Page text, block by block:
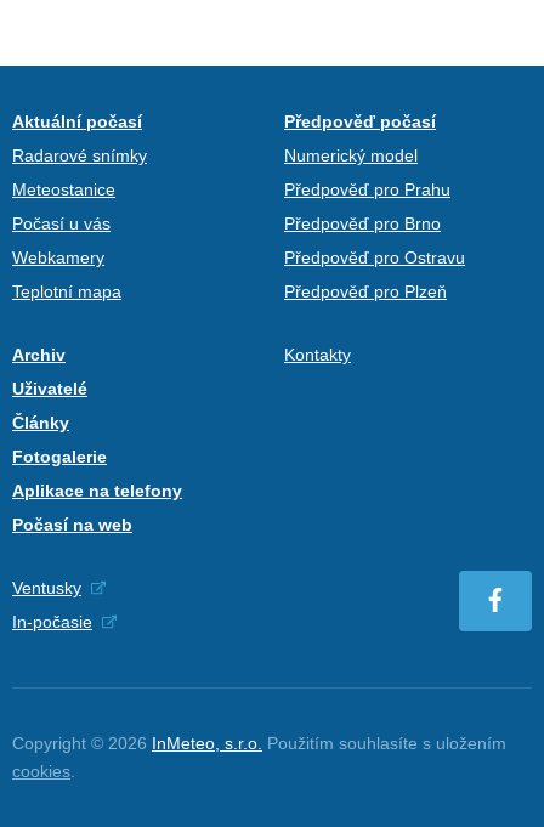
Aktuální počasí
Radarové snímky
Meteostanice
Počasí u vás
Webkamery
Teplotní mapa
Předpověď počasí
Numerický model
Předpověď pro Prahu
Předpověď pro Brno
Předpověď pro Ostravu
Předpověď pro Plzeň
Archiv
Uživatelé
Články
Fotogalerie
Aplikace na telefony
Počasí na web
Kontakty
Ventusky
In-počasie
Copyright © 2026 InMeteo, s.r.o. Použitím souhlasíte s uložením
cookies